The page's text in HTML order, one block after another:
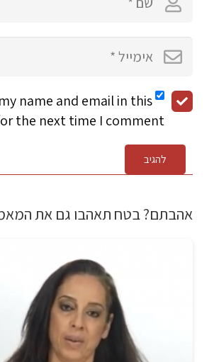
name and email in this
the next time I comment.
להגיב
אהבתם? בטח תאהבו גם את